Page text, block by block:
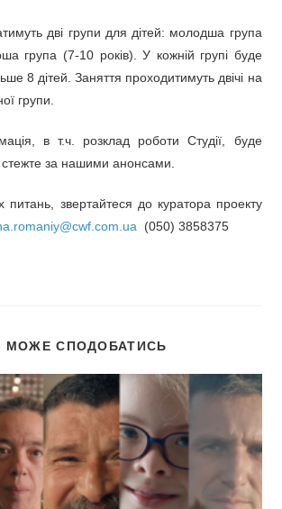
дві групи для дітей: молодша група
група (7-10 років). У кожній групі буде
8 дітей. Заняття проходитимуть двічі на
групи.
в т.ч. розклад роботи Студії, буде
стежте за нашими анонсами.
питань, звертайтеся до куратора проекту
(050) 3858375
МОЖЕ СПОДОБАТИСЬ